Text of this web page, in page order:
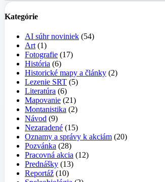
Kategórie
AI súhr noviniek (54)
Art (1)
Fotografie (17)
História (6)
Historické mapy a články (2)
Lezenie SRT (5)
Literatúra (6)
Mapovanie (21)
Montanistika (2)
Návod (9)
Nezaradené (15)
Oznamy a správy k akciám (20)
Pozvánka (28)
Pracovná akcia (12)
Prednášky (13)
Reportáž (10)